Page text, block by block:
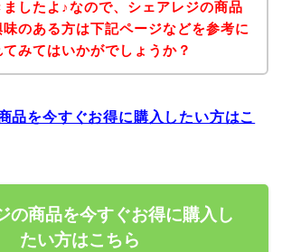
ましたよ♪なので、シェアレジの商品
味のある方は下記ページなどを参考に
てみてはいかがでしょうか？
品を今すぐお得に購入したい方はこ
の商品を今すぐお得に購入し
たい方はこちら